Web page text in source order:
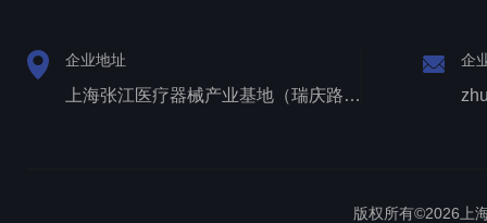
企业地址
上海张江医疗器械产业基地（瑞庆路528号）
企
版权所有©2026